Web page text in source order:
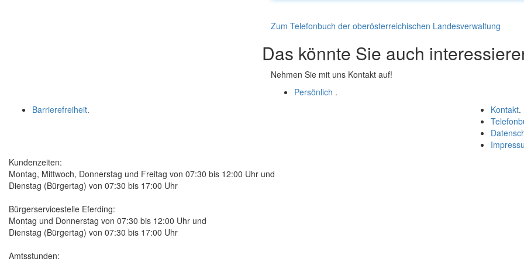
Zum Telefonbuch der oberösterreichischen Landesverwaltung
Das könnte Sie auch
Nehmen Sie mit uns Kontakt auf!
Persönlich .
Kontakt.
Barrierefreiheit.
Kundenzeiten:
Montag, Mittwoch, Donnerstag und Freitag von 07:30 bis 12:00 Uhr und
Dienstag (Bürgertag) von 07:30 bis 17:00 Uhr
Bürgerservicestelle Eferding:
Montag und Donnerstag von 07:30 bis 12:00 Uhr und
Dienstag (Bürgertag) von 07:30 bis 17:00 Uhr
Amtsstunden: